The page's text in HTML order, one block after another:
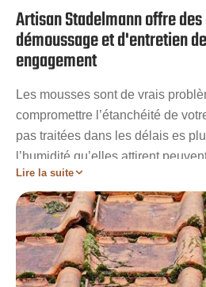
Artisan Stadelmann offre
démoussage et d'entretien
engagement
Les mousses sont de vrais
compromettre l’étanchéité de
pas traitées dans les délais es
l’humidité qu’elles attirent
revêtement et laisser place aux
dégâts qui s’en suivront
réparation. Pour prévenir de ces
Artisan Stadelmann vous invite à
services de nettoyage en
contact ou en appelant les
Lire la suite